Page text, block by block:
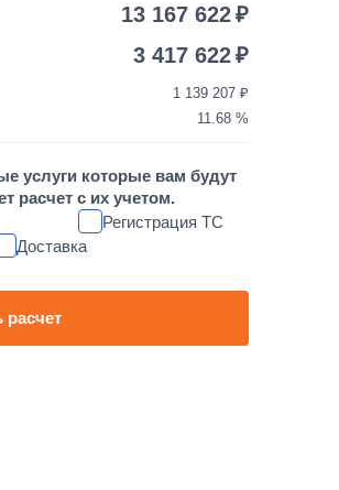
1 день
1 день
13 167 622
3 417 622
1 139 207
11.68
услуги которые вам будут
расчет с их учетом.
Регистрация ТС
Доставка
расчет